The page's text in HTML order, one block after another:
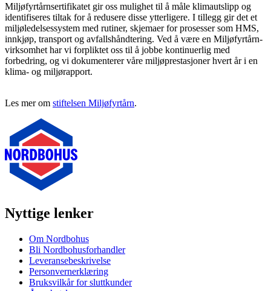
Miljøfyrtårnsertifikatet gir oss mulighet til å måle klimautslipp og
identifiseres tiltak for å redusere disse ytterligere. I tillegg gir det et
miljøledelsessystem med rutiner, skjemaer for prosesser som HMS,
innkjøp, transport og avfallshåndtering. Ved å være en Miljøfyrtårn-
virksomhet har vi forpliktet oss til å jobbe kontinuerlig med
forbedring, og vi dokumenterer våre miljøprestasjoner hvert år i en
klima- og miljørapport.
Les mer om stiftelsen Miljøfyrtårn.
Nyttige lenker
Om Nordbohus
Bli Nordbohusforhandler
Leveransebeskrivelse
Personvernerklæring
Bruksvilkår for sluttkunder